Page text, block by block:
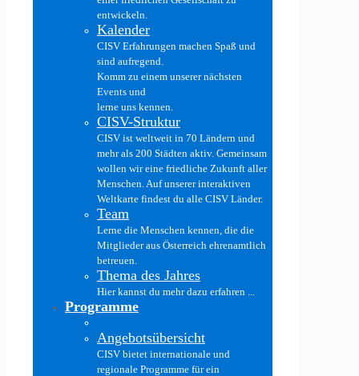
entwickeln.
Kalender
CISV Erfahrungen machen Spaß und
sind aufregend.
Komm zu einem unserer nächsten
Events und
lerne uns kennen.
CISV-Struktur
CISV ist weltweit in 70 Ländern und
mehr als 200 Städten aktiv. Gemeinsam
wollen wir eine friedliche Zukunft aller
Menschen. Auf unserer interaktiven
Weltkarte findest du alle CISV Länder.
Team
Lerne die Menschen kennen, die die
Mitglieder aus Österreich ehrenamtlich
betreuen.
Thema des Jahres
Hier kannst du mehr dazu erfahren ...
Programme
Angebotsübersicht
CISV bietet internationale und
regionale Programme für ein